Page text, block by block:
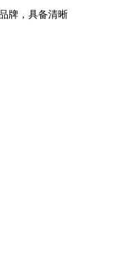
牌，具备清晰